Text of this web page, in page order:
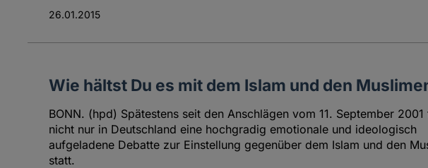
26.01.2015
Wie hältst Du es mit dem Islam und den
BONN. (hpd) Spätestens seit den Anschlägen vom 11. September
nicht nur in Deutschland eine hochgradig emotionale und ideologisch
aufgeladene Debatte zur Einstellung gegenüber dem Islam und den
statt.